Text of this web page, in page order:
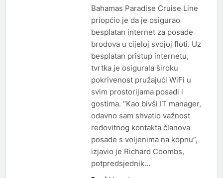
Bahamas Paradise Cruise Line
priopćio je da je osigurao
besplatan internet za posade
brodova u cijeloj svojoj floti. Uz
besplatan pristup internetu,
tvrtka je osigurala široku
pokrivenost pružajući WiFi u
svim prostorijama posadi i
gostima. “Kao bivši IT manager,
odavno sam shvatio važnost
redovitnog kontakta članova
posade s voljenima na kopnu”,
izjavio je Richard Coombs,
potpredsjednik…